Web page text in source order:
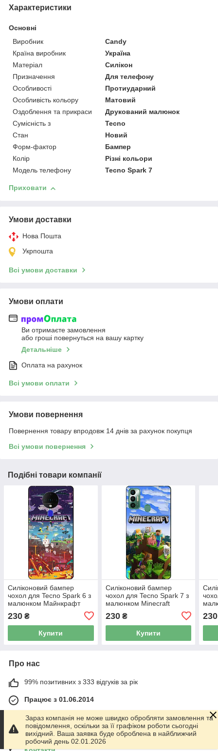
Характеристики
Основні
Виробник
Candy
Країна виробник
Україна
Матеріал
Силікон
Призначення
Для телефону
Особливості
Протиударний
Особливість кольору
Матовий
Оздоблення та прикраси
Друкований малюнок
Сумісність з
Tecno
Стан
Новий
Форм-фактор
Бампер
Колір
Різні кольори
Модель телефону
Tecno Spark 7
Приховати
Умови доставки
Нова Пошта
Укрпошта
Всі умови доставки
Умови оплати
Ви отримаєте замовлення
або гроші повернуться на вашу картку
Детальніше
Оплата на рахунок
Всі умови оплати
Умови повернення
Повернення товару впродовж 14 днів за рахунок покупця
Всі умови повернення
Подібні товари компанії
Силіконовий бампер
чохол для Tecno Spark 6 з
малюнком Майнкрафт
230 ₴
Купити
Силіконовий бампер
чохол для Tecno Spark 7 з
малюнком Minecraft
230₴
Купити
230
Про нас
99% позитивних з 333 відгуків за рік
Працює з 01.06.2014
м. Харків
График работы 10.00-17.00. Суббота - Воскресенье
выходной!, Харків, Україна
Зараз компанія не може швидко обробляти замовлення та
повідомлення, оскільки за її графіком роботи сьогодні
вихідний. Ваша заявка буде оброблена в найближчий
робочий день 02.01.2026